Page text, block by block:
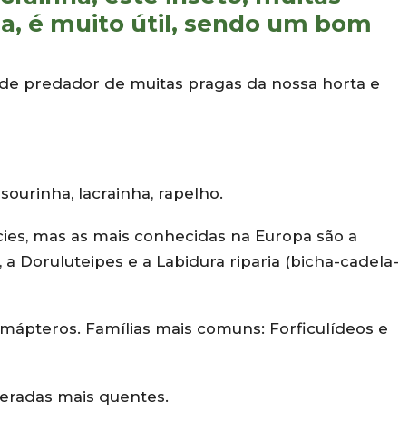
é muito útil, sendo um bom
predador de muitas pragas da nossa horta e
lacrainha, rapelho.
mas as mais conhecidas na Europa são a
a Doruluteipes e a Labidura riparia (bicha-cadela-
Famílias mais comuns: Forficulídeos e
mais quentes.